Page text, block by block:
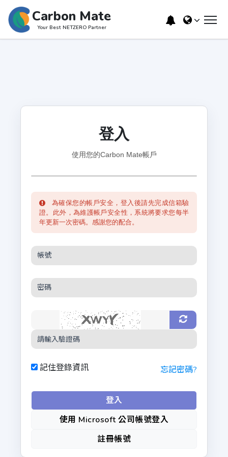
Carbon Mate
Your Best NETZERO Partner
登入
使用您的Carbon Mate帳戶
為確保您的帳戶安全，登入後請先完成信箱驗
證。此外，為維護帳戶安全性，系統將要求您每半
年更新一次密碼。感謝您的配合。
記住登錄資訊 忘記密碼?
登入
使用 Microsoft 公司帳號登入
註冊帳號